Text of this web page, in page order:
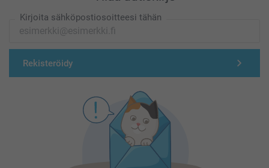
Kirjoita sähköpostiosoitteesi tähän
Rekisteröidy